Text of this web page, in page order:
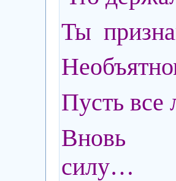
Ты
Пусть все
Вновь
силу…